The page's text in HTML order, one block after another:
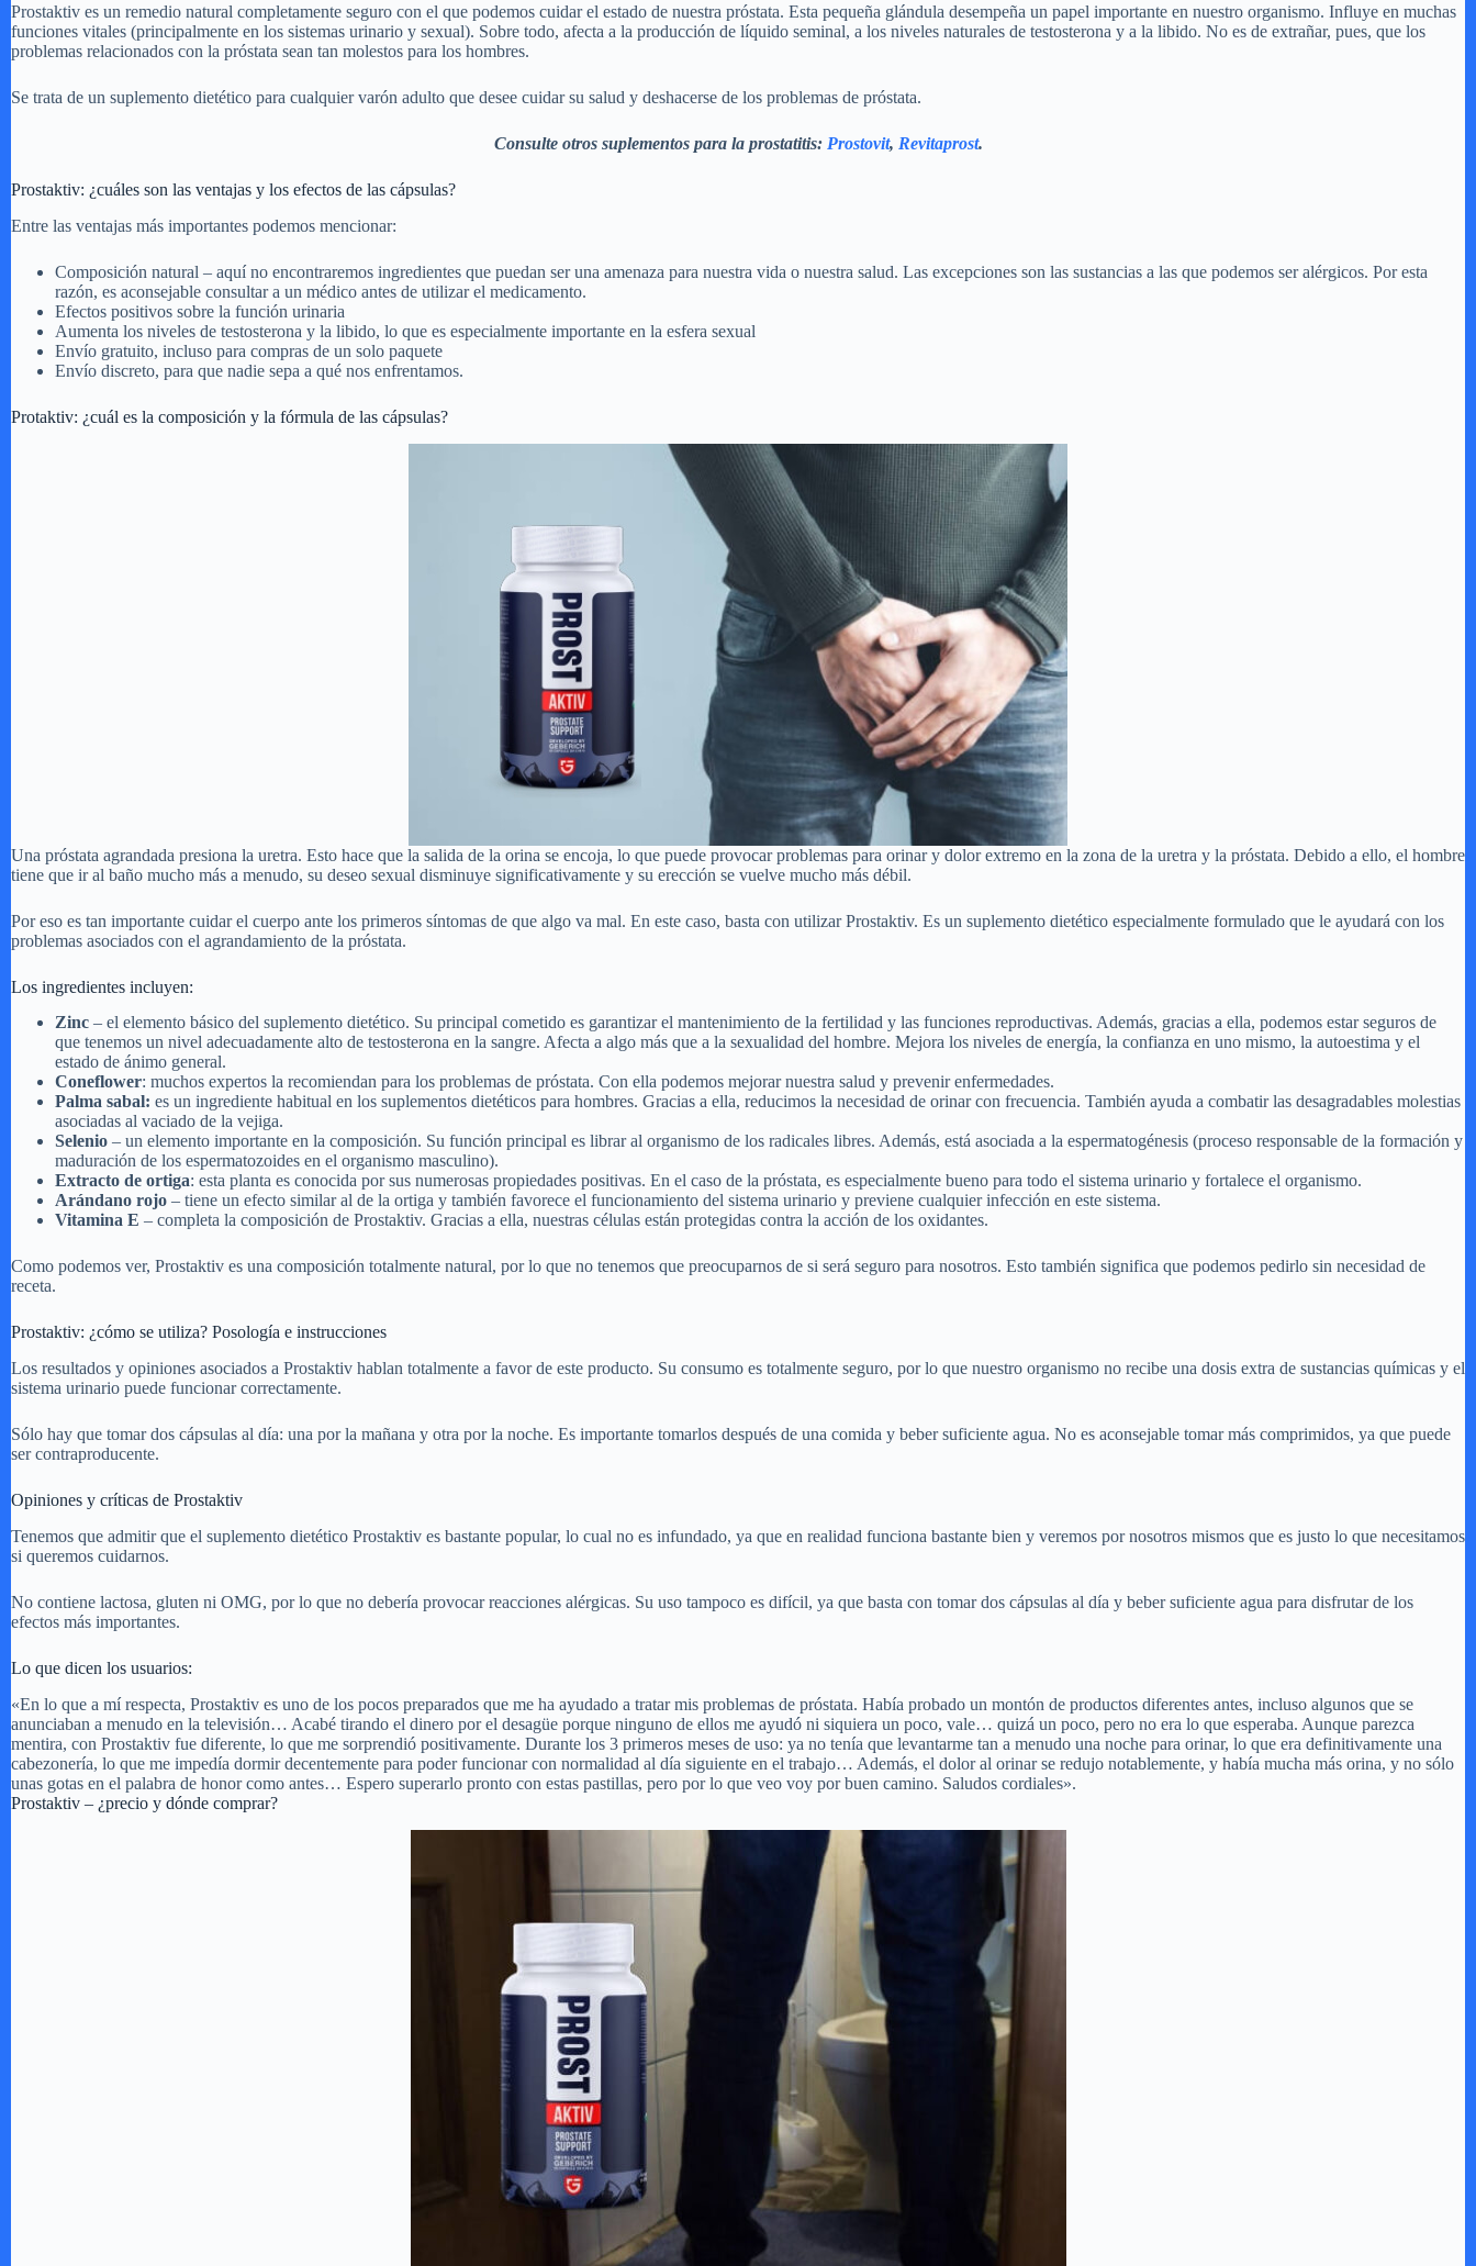
Prostaktiv es un remedio natural completamente seguro con el que podemos cuidar el estado de nuestra próstata. Esta pequeña glándula desempeña un papel importante en nuestro organismo. Influye en muchas
funciones vitales (principalmente en los sistemas urinario y sexual). Sobre todo, afecta a la producción de líquido seminal, a los niveles naturales de testosterona y a la libido. No es de extrañar, pues, que los
problemas relacionados con la próstata sean tan molestos para los hombres.
Se trata de un suplemento dietético para cualquier varón adulto que desee cuidar su salud y deshacerse de los problemas de próstata.
Consulte otros suplementos para la prostatitis: Prostovit, Revitaprost.
Prostaktiv: ¿cuáles son las ventajas y los efectos de las cápsulas?
Entre las ventajas más importantes podemos mencionar:
Composición natural – aquí no encontraremos ingredientes que puedan ser una amenaza para nuestra vida o nuestra salud. Las excepciones son las sustancias a las que podemos ser alérgicos. Por esta
razón, es aconsejable consultar a un médico antes de utilizar el medicamento.
Efectos positivos sobre la función urinaria
Aumenta los niveles de testosterona y la libido, lo que es especialmente importante en la esfera sexual
Envío gratuito, incluso para compras de un solo paquete
Envío discreto, para que nadie sepa a qué nos enfrentamos.
Protaktiv: ¿cuál es la composición y la fórmula de las cápsulas?
Una próstata agrandada presiona la uretra. Esto hace que la salida de la orina se encoja, lo que puede provocar problemas para orinar y dolor extremo en la zona de la uretra y la próstata. Debido a ello, el hombre
tiene que ir al baño mucho más a menudo, su deseo sexual disminuye significativamente y su erección se vuelve mucho más débil.
Por eso es tan importante cuidar el cuerpo ante los primeros síntomas de que algo va mal. En este caso, basta con utilizar Prostaktiv. Es un suplemento dietético especialmente formulado que le ayudará con los
problemas asociados con el agrandamiento de la próstata.
Los ingredientes incluyen:
Zinc – el elemento básico del suplemento dietético. Su principal cometido es garantizar el mantenimiento de la fertilidad y las funciones reproductivas. Además, gracias a ella, podemos estar seguros de
que tenemos un nivel adecuadamente alto de testosterona en la sangre. Afecta a algo más que a la sexualidad del hombre. Mejora los niveles de energía, la confianza en uno mismo, la autoestima y el
estado de ánimo general.
Coneflower: muchos expertos la recomiendan para los problemas de próstata. Con ella podemos mejorar nuestra salud y prevenir enfermedades.
Palma sabal: es un ingrediente habitual en los suplementos dietéticos para hombres. Gracias a ella, reducimos la necesidad de orinar con frecuencia. También ayuda a combatir las desagradables molestias
asociadas al vaciado de la vejiga.
Selenio – un elemento importante en la composición. Su función principal es librar al organismo de los radicales libres. Además, está asociada a la espermatogénesis (proceso responsable de la formación y
maduración de los espermatozoides en el organismo masculino).
Extracto de ortiga: esta planta es conocida por sus numerosas propiedades positivas. En el caso de la próstata, es especialmente bueno para todo el sistema urinario y fortalece el organismo.
Arándano rojo – tiene un efecto similar al de la ortiga y también favorece el funcionamiento del sistema urinario y previene cualquier infección en este sistema.
Vitamina E – completa la composición de Prostaktiv. Gracias a ella, nuestras células están protegidas contra la acción de los oxidantes.
Como podemos ver, Prostaktiv es una composición totalmente natural, por lo que no tenemos que preocuparnos de si será seguro para nosotros. Esto también significa que podemos pedirlo sin necesidad de
receta.
Prostaktiv: ¿cómo se utiliza? Posología e instrucciones
Los resultados y opiniones asociados a Prostaktiv hablan totalmente a favor de este producto. Su consumo es totalmente seguro, por lo que nuestro organismo no recibe una dosis extra de sustancias químicas y el
sistema urinario puede funcionar correctamente.
Sólo hay que tomar dos cápsulas al día: una por la mañana y otra por la noche. Es importante tomarlos después de una comida y beber suficiente agua. No es aconsejable tomar más comprimidos, ya que puede
ser contraproducente.
Opiniones y críticas de Prostaktiv
Tenemos que admitir que el suplemento dietético Prostaktiv es bastante popular, lo cual no es infundado, ya que en realidad funciona bastante bien y veremos por nosotros mismos que es justo lo que necesitamos
si queremos cuidarnos.
No contiene lactosa, gluten ni OMG, por lo que no debería provocar reacciones alérgicas. Su uso tampoco es difícil, ya que basta con tomar dos cápsulas al día y beber suficiente agua para disfrutar de los
efectos más importantes.
Lo que dicen los usuarios:
«En lo que a mí respecta, Prostaktiv es uno de los pocos preparados que me ha ayudado a tratar mis problemas de próstata. Había probado un montón de productos diferentes antes, incluso algunos que se
anunciaban a menudo en la televisión… Acabé tirando el dinero por el desagüe porque ninguno de ellos me ayudó ni siquiera un poco, vale… quizá un poco, pero no era lo que esperaba. Aunque parezca
mentira, con Prostaktiv fue diferente, lo que me sorprendió positivamente. Durante los 3 primeros meses de uso: ya no tenía que levantarme tan a menudo una noche para orinar, lo que era definitivamente una
cabezonería, lo que me impedía dormir decentemente para poder funcionar con normalidad al día siguiente en el trabajo… Además, el dolor al orinar se redujo notablemente, y había mucha más orina, y no sólo
unas gotas en el palabra de honor como antes… Espero superarlo pronto con estas pastillas, pero por lo que veo voy por buen camino. Saludos cordiales».
Prostaktiv – ¿precio y dónde comprar?